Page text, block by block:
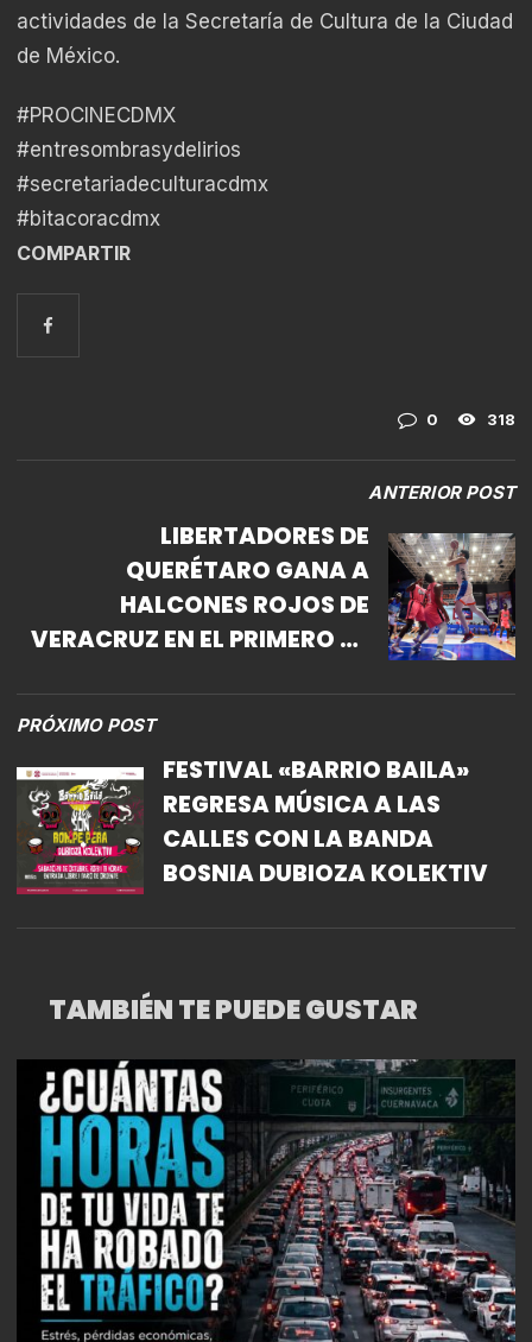
actividades de la Secretaría de Cultura de la Ciudad
de México.
#PROCINECDMX
#entresombrasydelirios
#secretariadeculturacdmx
#bitacoracdmx
COMPARTIR
0 318
ANTERIOR POST
LIBERTADORES DE
QUERÉTARO GANA A
HALCONES ROJOS DE
VERACRUZ EN EL PRIMERO DE
PRÓXIMO POST
FESTIVAL «BARRIO BAILA»
REGRESA MÚSICA A LAS
CALLES CON LA BANDA
BOSNIA DUBIOZA KOLEKTIV
TAMBIÉN TE PUEDE GUSTAR